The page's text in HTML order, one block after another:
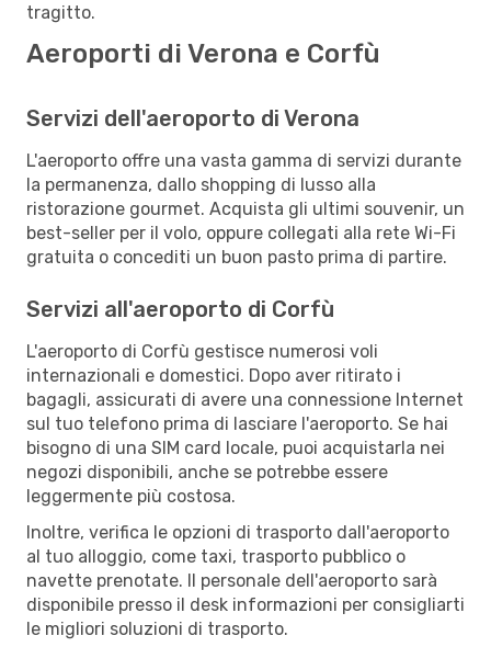
tragitto.
Aeroporti di Verona e Corfù
Servizi dell'aeroporto di Verona
L'aeroporto offre una vasta gamma di servizi durante
la permanenza, dallo shopping di lusso alla
ristorazione gourmet. Acquista gli ultimi souvenir, un
best-seller per il volo, oppure collegati alla rete Wi-Fi
gratuita o concediti un buon pasto prima di partire.
Servizi all'aeroporto di Corfù
L'aeroporto di Corfù gestisce numerosi voli
internazionali e domestici. Dopo aver ritirato i
bagagli, assicurati di avere una connessione Internet
sul tuo telefono prima di lasciare l'aeroporto. Se hai
bisogno di una SIM card locale, puoi acquistarla nei
negozi disponibili, anche se potrebbe essere
leggermente più costosa.
Inoltre, verifica le opzioni di trasporto dall'aeroporto
al tuo alloggio, come taxi, trasporto pubblico o
navette prenotate. Il personale dell'aeroporto sarà
disponibile presso il desk informazioni per consigliarti
le migliori soluzioni di trasporto.